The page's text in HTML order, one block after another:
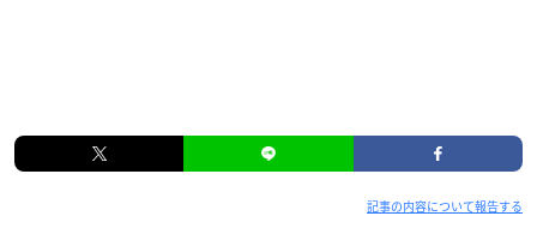
記事の内容について報告する